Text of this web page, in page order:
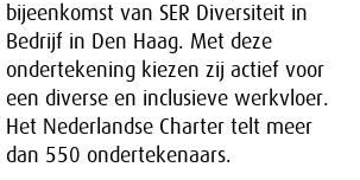
bijeenkomst van SER Diversiteit in
Bedrijf in Den Haag. Met deze
ondertekening kiezen zij actief voor
een diverse en inclusieve werkvloer.
Het Nederlandse Charter telt meer
dan 550 ondertekenaars.